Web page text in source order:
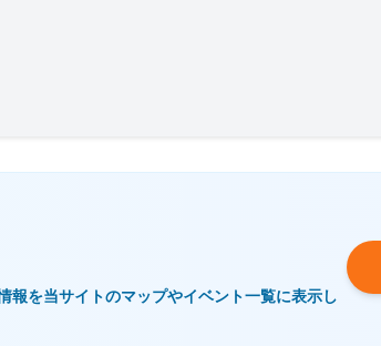
報を当サイトのマップやイベント一覧に表示し